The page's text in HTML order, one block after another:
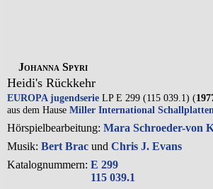
Johanna Spyri
Heidi's Rückkehr
EUROPA jugendserie LP E 299 (115 039.1) (
aus dem HauseMiller International
Hörspielbearbeitung:Mara Schroeder-von
Musik:Bert Brac undChris J. Evans
Katalognummern:E 299
115 039.1